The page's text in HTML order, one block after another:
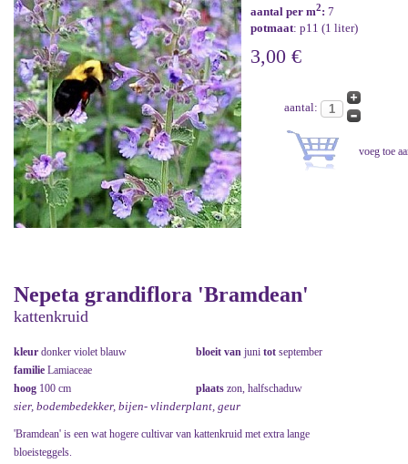
aantal per m2: 7
potmaat: p11 (1 liter)
3,00 €
aantal:
Nepeta grandiflora 'Bramdean'
kattenkruid
kleur donker violet blauw bloeit van juni tot september
familie Lamiaceae
hoog 100 cm plaats zon, halfschaduw
sier, bodembedekker, bijen- vlinderplant, geur
'Bramdean' is een wat hogere cultivar van kattenkruid met extra lange
bloeisteggels.